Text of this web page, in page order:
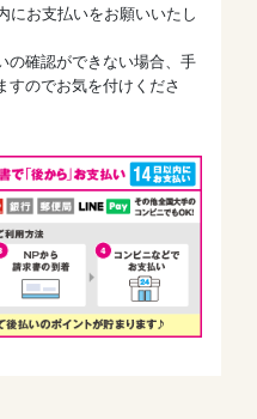
にお支払いをお願いいたし
の確認ができない場合、手
すのでお気を付けくださ